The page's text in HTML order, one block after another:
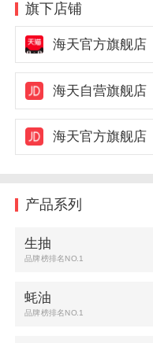
旗下店铺
海天官方旗舰店
海天自营旗舰店
海天官方旗舰店
产品系列
生抽
品牌榜排名NO.1
蚝油
品牌榜排名NO.1